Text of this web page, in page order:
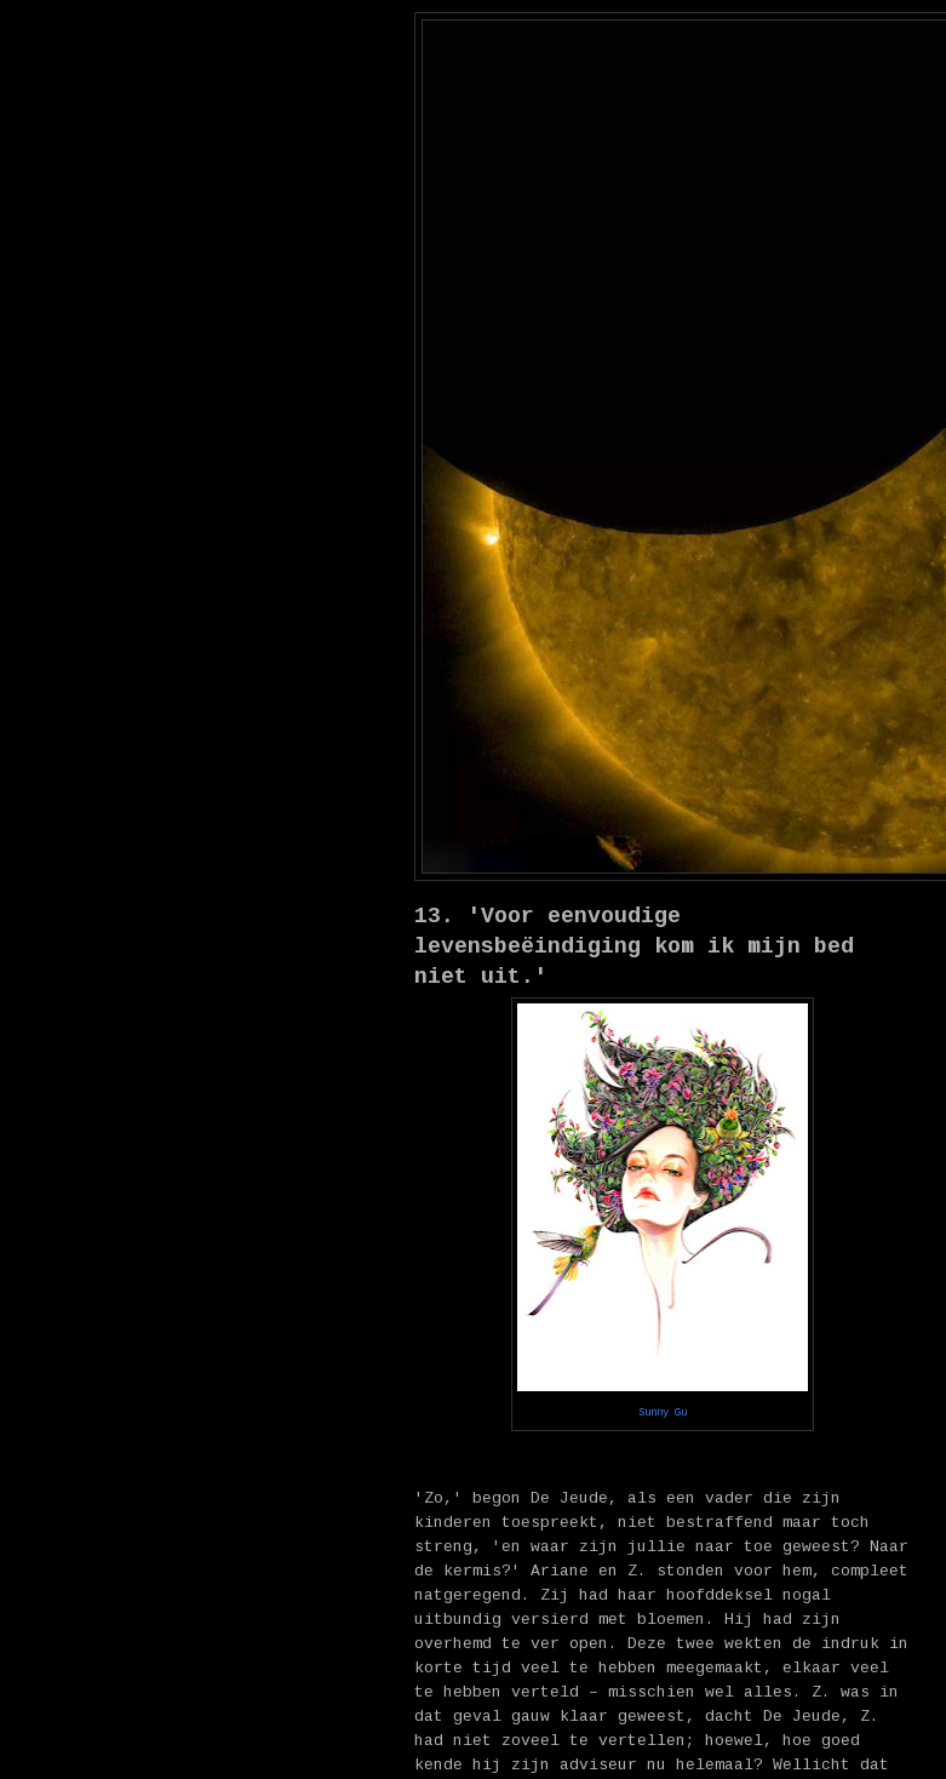
13. 'Voor eenvoudige
levensbeëindiging kom ik mijn bed
niet uit.'
Sunny Gu
'Zo,' begon De Jeude, als een vader die zijn
kinderen toespreekt, niet bestraffend maar toch
streng, 'en waar zijn jullie naar toe geweest? Naar
de kermis?' Ariane en Z. stonden voor hem, compleet
natgeregend. Zij had haar hoofddeksel nogal
uitbundig versierd met bloemen. Hij had zijn
overhemd te ver open. Deze twee wekten de indruk in
korte tijd veel te hebben meegemaakt, elkaar veel
te hebben verteld – misschien wel alles. Z. was in
dat geval gauw klaar geweest, dacht De Jeude, Z.
had niet zoveel te vertellen; hoewel, hoe goed
kende hij zijn adviseur nu helemaal? Wellicht dat